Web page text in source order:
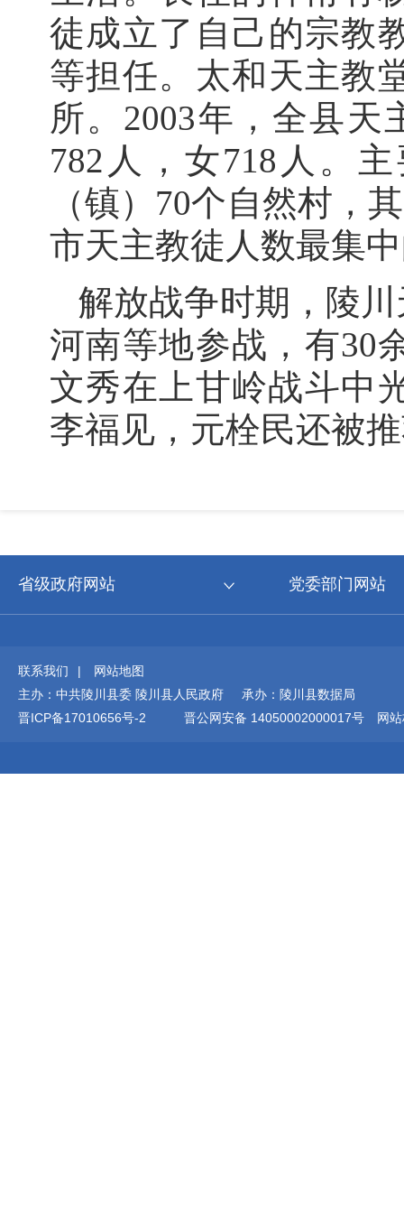
徒成立了自己的宗教
等担任。太和天主教
所。2003年，全县天
782人，女718人。
（镇）70个自然村，
市天主教徒人数最集
解放战争时期，陵
河南等地参战，有30
文秀在上甘岭战斗中
李福见，元栓民还被
省级政府网站 党委部门网站
联系我们 |
网站地图
主办：中共陵川县委 陵川县人民政府 承办：陵川县数据局
晋ICP备17010656号-2
晋公网安备 14050002000017号 网